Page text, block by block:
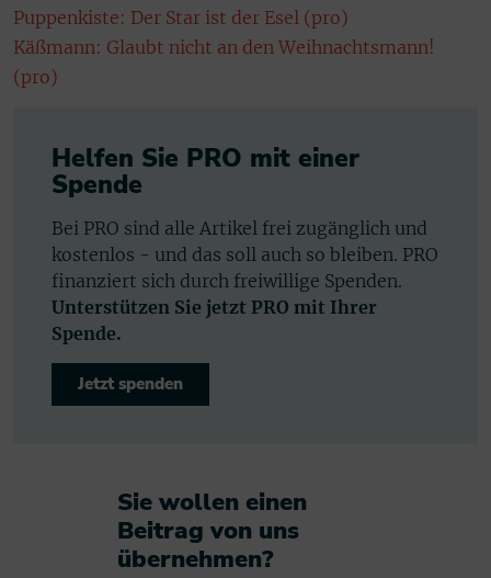
Puppenkiste: Der Star ist der Esel (pro)
Käßmann: Glaubt nicht an den Weihnachtsmann!
(pro)
Helfen Sie PRO mit einer
Spende
Bei PRO sind alle Artikel frei zugänglich und
kostenlos - und das soll auch so bleiben. PRO
finanziert sich durch freiwillige Spenden.
Unterstützen Sie jetzt PRO mit Ihrer
Spende.
Jetzt spenden
Sie wollen einen
Beitrag von uns
übernehmen?​